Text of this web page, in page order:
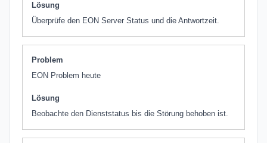
Lösung
Überprüfe den EON Server Status und die Antwortzeit.
Problem
EON Problem heute
Lösung
Beobachte den Dienststatus bis die Störung behoben ist.